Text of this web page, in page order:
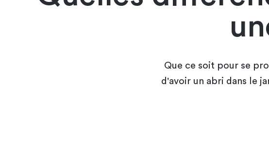
Que ce soit pour se
d'avoir un abri dans le